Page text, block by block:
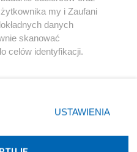
Instagram Youtube
my i Zaufani
danych
skanować
celów identyfikacji.
ustawień prywatności
rogu strony
nie wymagają zgody
się takiemu
USTAWIENIA